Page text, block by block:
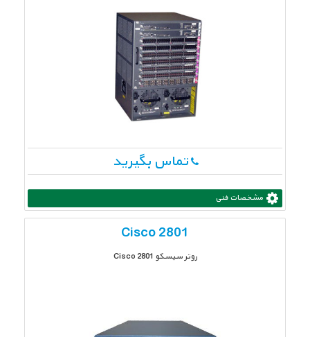
تماس بگیرید
مشخصات فنی
Cisco 2801
روتر سیسکو 2801 Cisco